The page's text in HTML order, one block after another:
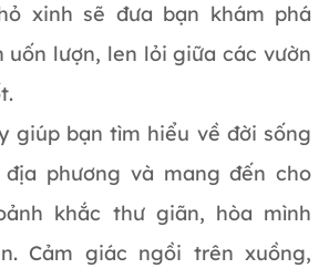
xinh sẽ đưa bạn khám phá
uốn lượn, len lỏi giữa các vườn
giúp bạn tìm hiểu về đời sống
phương và mang đến cho
khắc thư giãn, hòa mình
Cảm giác ngồi trên xuồng,